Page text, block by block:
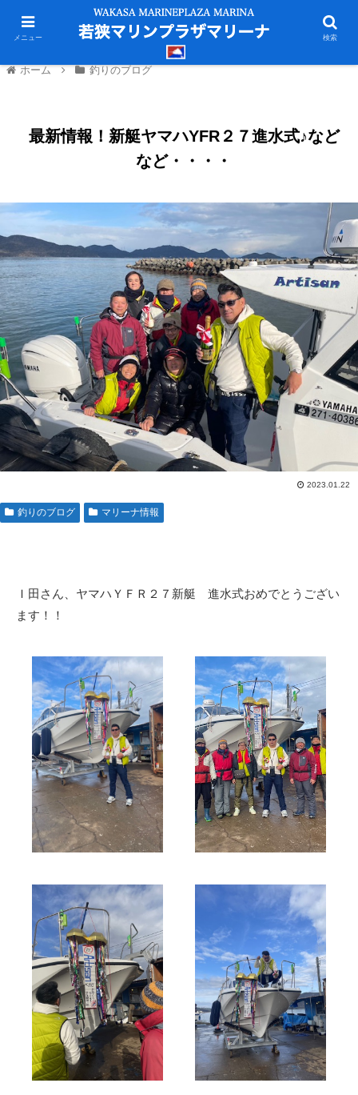
ホーム 釣りのブログ
最新情報！新艇ヤマハYFR２７進水式♪など
など・・・・
2023.01.22
釣りのブログ マリーナ情報
Ｉ田さん、ヤマハＹＦＲ２７新艇 進水式おめでとうござい
ます！！
メニュー 検索